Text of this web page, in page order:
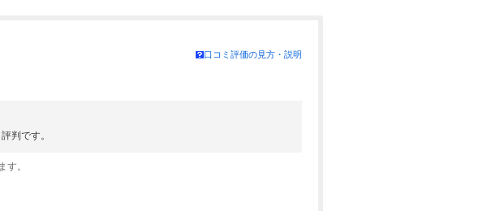
口コミ評価の見方・説明
判です。
。